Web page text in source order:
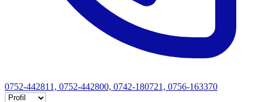
0752-442811, 0752-442800, 0742-180721, 0756-163370
Selectează tab